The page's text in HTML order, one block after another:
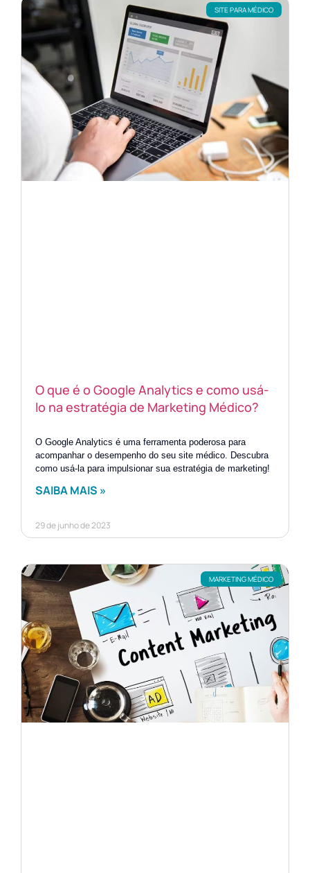
SITE PARA MÉDICO
O que é o Google Analytics e como usá-
lo na estratégia de Marketing Médico?
O Google Analytics é uma ferramenta poderosa para
acompanhar o desempenho do seu site médico. Descubra
como usá-la para impulsionar sua estratégia de marketing!
SAIBA MAIS »
29 de junho de 2023
MARKETING MÉDICO